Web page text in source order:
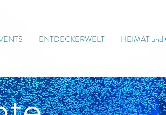
ENTDECKERWELT HEIMAT